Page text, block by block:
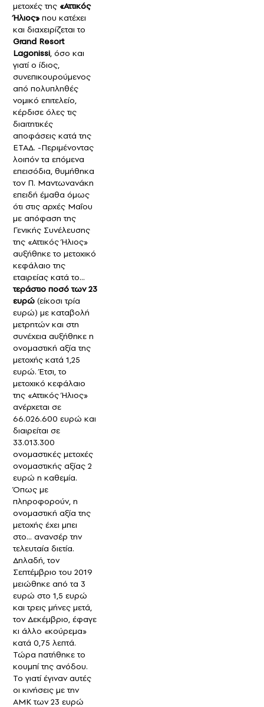
μετοχές της «Αττικός
Ήλιος» που κατέχει
και διαχειρίζεται το
Grand Resort
Lagonissi, όσο και
γιατί ο ίδιος,
συνεπικουρούμενος
από πολυπληθές
νομικό επιτελείο,
κέρδισε όλες τις
διαιτητικές
αποφάσεις κατά της
ΕΤΑΔ. -Περιμένοντας
λοιπόν τα επόμενα
επεισόδια, θυμήθηκα
τον Π. Μαντωνανάκη
επειδή έμαθα όμως
ότι στις αρχές Μαΐου
με απόφαση της
Γενικής Συνέλευσης
της «Αττικός Ήλιος»
αυξήθηκε το μετοχικό
κεφάλαιο της
εταιρείας κατά το…
τεράστιο ποσό των 23
ευρώ (είκοσι τρία
ευρώ) με καταβολή
μετρητών και στη
συνέχεια αυξήθηκε η
ονομαστική αξία της
μετοχής κατά 1,25
ευρώ. Έτσι, το
μετοχικό κεφάλαιο
της «Αττικός Ήλιος»
ανέρχεται σε
66.026.600 ευρώ και
διαιρείται σε
33.013.300
ονομαστικές μετοχές
ονομαστικής αξίας 2
ευρώ η καθεμία.
Όπως με
πληροφορούν, η
ονομαστική αξία της
μετοχής έχει μπει
στο… ανανσέρ την
τελευταία διετία.
Δηλαδή, τον
Σεπτέμβριο του 2019
μειώθηκε από τα 3
ευρώ στο 1,5 ευρώ
και τρεις μήνες μετά,
τον Δεκέμβριο, έφαγε
κι άλλο «κούρεμα»
κατά 0,75 λεπτά.
Τώρα πατήθηκε το
κουμπί της ανόδου.
Το γιατί έγιναν αυτές
οι κινήσεις με την
ΑΜΚ των 23 ευρώ